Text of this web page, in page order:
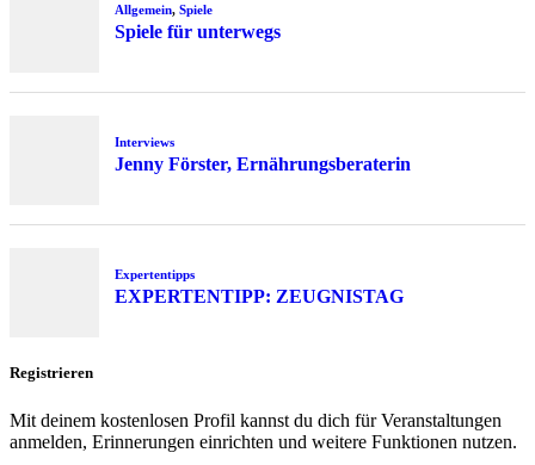
Allgemein, Spiele
Spiele für unterwegs
Interviews
Jenny Förster, Ernährungsberaterin
Expertentipps
EXPERTENTIPP: ZEUGNISTAG
Registrieren
Mit deinem kostenlosen Profil kannst du dich für Veranstaltungen
anmelden, Erinnerungen einrichten und weitere Funktionen nutzen.